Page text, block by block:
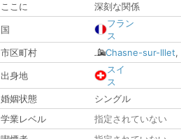
ここに
深刻な関係
国
フラン
ス
市区町村
Chasne-sur-Illet,
出身地
スイ
ス
婚姻状態
シングル
学業レベル
指定されていない